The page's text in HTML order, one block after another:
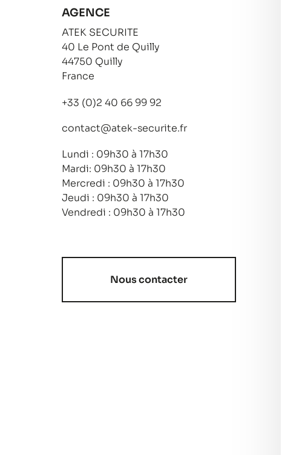
AGENCE
ATEK SECURITE
40 Le Pont de Quilly
44750 Quilly
France
+33 (0)2 40 66 99 92
contact@atek-securite.fr
Lundi : 09h30 à 17h30
Mardi: 09h30 à 17h30
Mercredi : 09h30 à 17h30
Jeudi : 09h30 à 17h30
Vendredi : 09h30 à 17h30
Nous contacter